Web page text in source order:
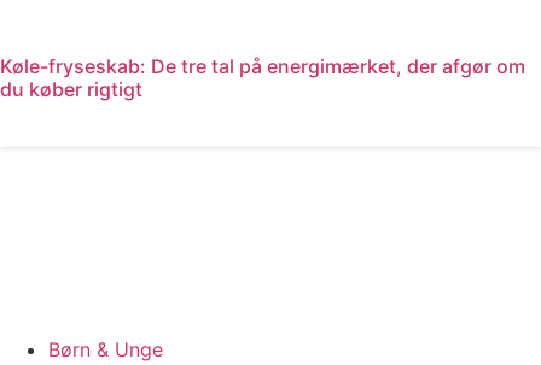
Køle-fryseskab: De tre tal på energimærket, der afgør om
du køber rigtigt
Børn & Unge